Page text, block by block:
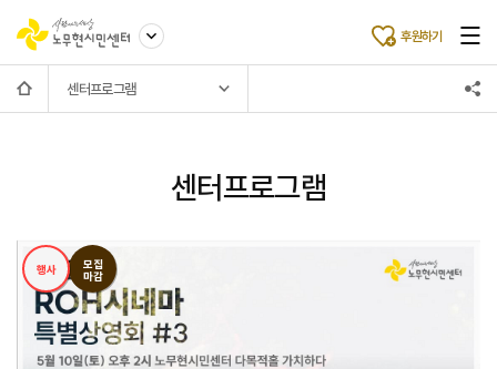
후원하기
센터프로그램
센터프로그램
행사
모집
마감